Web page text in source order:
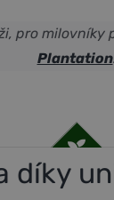
pro milovníky
Plantation.
díky